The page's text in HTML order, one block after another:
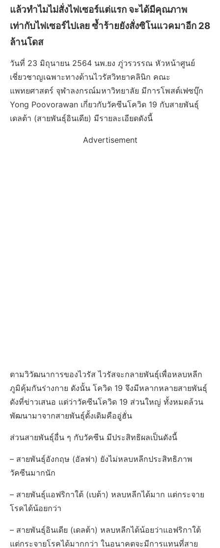
แล้วทำไมไม่สั่งไฟเซอร์แต่แรก จะได้มีคุณภาพ
เท่ากับไฟเซอร์ไปเลย ซ้ำร้ายยังสั่งซิโนแวคมาอีก 28
ล้านโดส
วันที่ 23 มิถุนายน 2564 นพ.ยง ภู่วรวรรณ หัวหน้าศูนย์
เชี่ยวชาญเฉพาะทางด้านไวรัสวิทยาคลินิก คณะ
แพทยศาสตร์ จุฬาลงกรณ์มหาวิทยาลัย มีการโพสต์เฟซบุ๊ก
Yong Poovorawan เกี่ยวกับวัคซีนโควิด 19 กับสายพันธุ์
เดลต้า (สายพันธุ์อินเดีย) มีรายละเอียดดังนี้
Advertisement
ตามวิวัฒนาการของไวรัส ไวรัสจะกลายพันธุ์เพื่อหลบหลีก
ภูมิคุ้มกันร่างกาย ดังนั้น โควิด 19 จึงมีหลากหลายสายพันธุ์
ดังที่ข่าวเสนอ แต่ว่าวัคซีนโควิด 19 ส่วนใหญ่ ทั้งหมดล้วน
พัฒนามาจากสายพันธุ์ดั้งเดิมคืออู่ฮั่น
ส่วนสายพันธุ์อื่น ๆ กับวัคซีน มีประสิทธิผลเป็นดังนี้
– สายพันธุ์อังกฤษ (อัลฟา) ยังไม่หลบหลีกประสิทธิภาพ
วัคซีนมากนัก
– สายพันธุ์แอฟริกาใต้ (เบต้า) หลบหลีกได้มาก แต่กระจาย
โรคได้น้อยกว่า
– สายพันธุ์อินเดีย (เดลต้า) หลบหลีกได้น้อยว่าแอฟริกาใต้
แต่กระจายโรคได้มากกว่า ในอนาคตจะมีการแทนที่สาย